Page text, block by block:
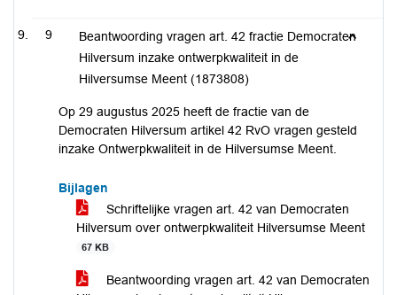
9
Beantwoording vragen art. 42 fractie Democraten
Hilversum inzake ontwerpkwaliteit in de
Hilversumse Meent (1873808)
Op 29 augustus 2025 heeft de fractie van de
Democraten Hilversum artikel 42 RvO vragen gesteld
inzake Ontwerpkwaliteit in de Hilversumse Meent.
Bijlagen
Schriftelijke vragen art. 42 van Democraten
Hilversum over ontwerpkwaliteit Hilversumse Meent
67 KB
Beantwoording vragen art. 42 van Democraten